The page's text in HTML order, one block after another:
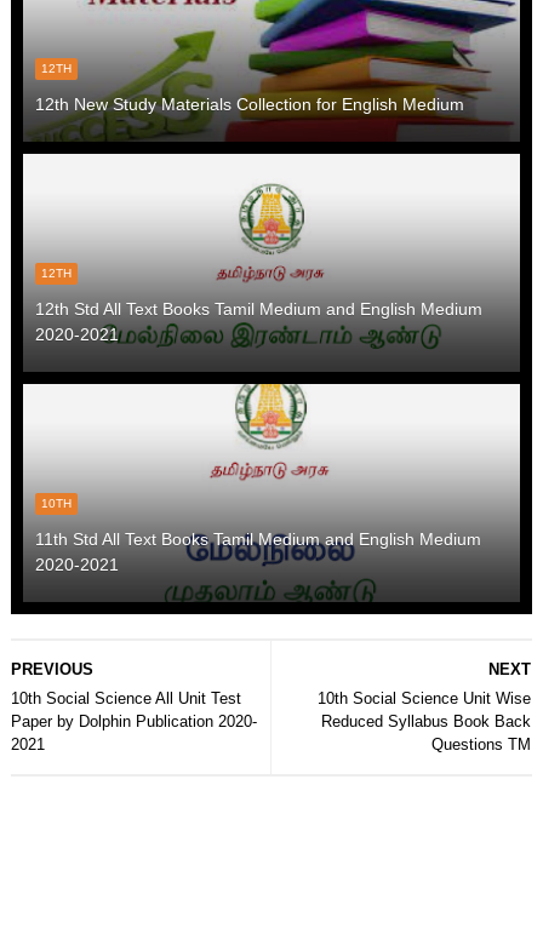
12TH
12th New Study Materials Collection for English Medium
12TH
12th Std All Text Books Tamil Medium and English Medium
2020-2021
10TH
11th Std All Text Books Tamil Medium and English Medium
2020-2021
NEXT
10th Social Science Unit Wise
Reduced Syllabus Book Back
Questions TM
PREVIOUS
10th Social Science All Unit Test
Paper by Dolphin Publication 2020-
2021